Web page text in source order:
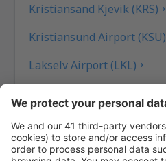
Kristiansand Kjevik (KRS)
Kristiansund Airport (KSU)
Lakselv Airport (LKL)
Leknes Airport (LKN)
Mehamn Airport (MEH)